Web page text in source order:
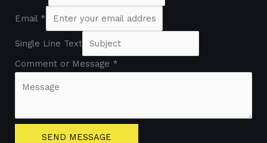
Email *
Single Line Text
Comment or Message *
SEND MESSAGE